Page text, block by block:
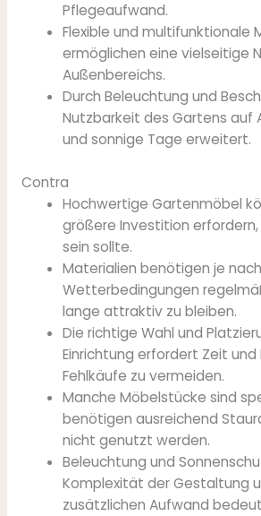
Pflegeaufwand.
Flexible und multifunktionale
ermöglichen eine vielseitige
Außenbereichs.
Durch Beleuchtung und
Nutzbarkeit des Gartens auf
und sonnige Tage erweitert.
Contra
Hochwertige Gartenmöbel
größere Investition
sein sollte.
Materialien benötigen je
Wetterbedingungen
lange attraktiv zu bleiben.
Die richtige Wahl und
Einrichtung erfordert Zeit und
Fehlkäufe zu vermeiden.
Manche Möbelstücke sind
benötigen ausreichend
nicht genutzt werden.
Beleuchtung und
Komplexität der Gestaltung
zusätzlichen Aufwand